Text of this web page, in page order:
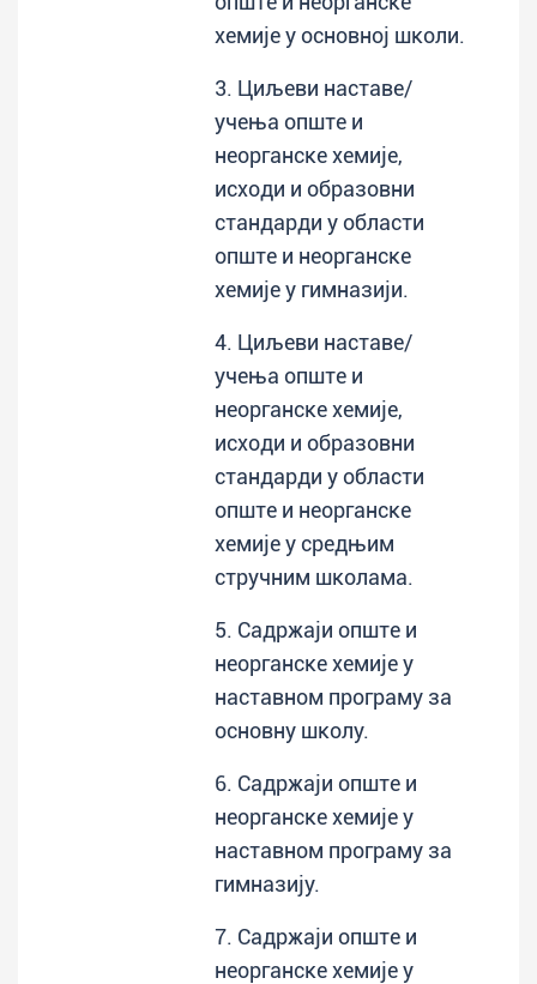
хемије у основној школи.
3. Циљеви наставе/
учења опште и
неорганске хемије,
исходи и образовни
стандарди у области
опште и неорганске
хемије у гимназији.
4. Циљеви наставе/
учења опште и
неорганске хемије,
исходи и образовни
стандарди у области
опште и неорганске
хемије у средњим
стручним школама.
5. Садржаји опште и
неорганске хемије у
наставном програму за
основну школу.
6. Садржаји опште и
неорганске хемије у
наставном програму за
гимназију.
7. Садржаји опште и
неорганске хемије у